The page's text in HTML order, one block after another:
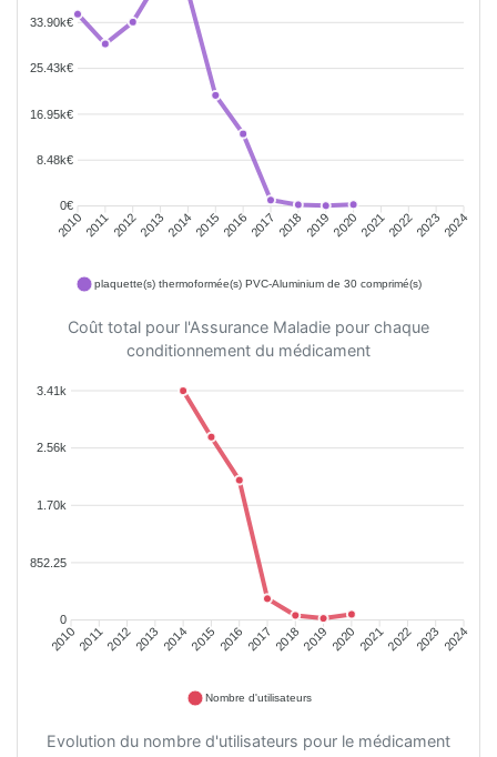
33.90k€
25.43k€
16.95k€
8.48k€
0€
20102011201220132014201520162017 2018 201920202021202220232024
plaquette(s) thermoformée(s) PVC-Aluminium de 30 comprimé(s)
Coût total pour l'Assurance Maladie pour chaque
conditionnement du médicament
3.41k
2.56k
1.70k
852.25
0
2010201120122013 20142015 2016 2017 20182019 2020 202120222023 2024
Nombre d'utilisateurs
Evolution du nombre d'utilisateurs pour le médicament